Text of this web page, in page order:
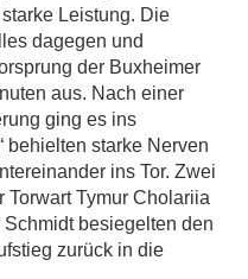
Leistung. Die
dagegen und
der Buxheimer
aus. Nach einer
ging es ins
behielten starke Nerven
ins Tor. Zwei
Tymur Cholariia
besiegelten den
zurück in die